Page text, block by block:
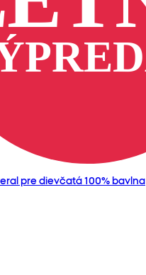
pre dievčatá 100% bavlna